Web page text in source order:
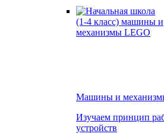
Машины и
Изучаем принцип
устройств